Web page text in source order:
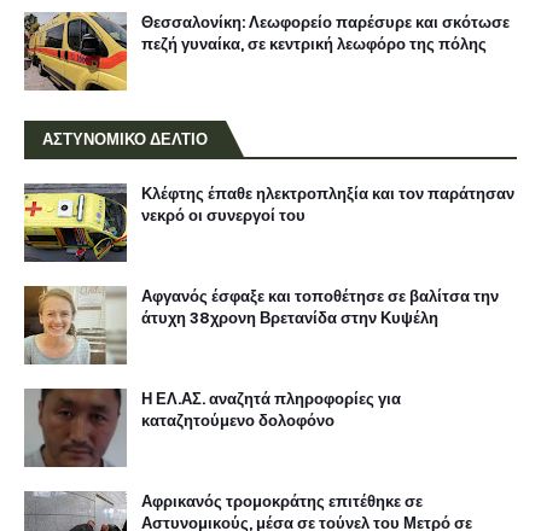
Θεσσαλονίκη: Λεωφορείο παρέσυρε και σκότωσε
πεζή γυναίκα, σε κεντρική λεωφόρο της πόλης
ΑΣΤΥΝΟΜΙΚΟ ΔΕΛΤΙΟ
Κλέφτης έπαθε ηλεκτροπληξία και τον παράτησαν
νεκρό οι συνεργοί του
Αφγανός έσφαξε και τοποθέτησε σε βαλίτσα την
άτυχη 38χρονη Βρετανίδα στην Κυψέλη
Η ΕΛ.ΑΣ. αναζητά πληροφορίες για
καταζητούμενο δολοφόνο
Αφρικανός τρομοκράτης επιτέθηκε σε
Αστυνομικούς, μέσα σε τούνελ του Μετρό σε